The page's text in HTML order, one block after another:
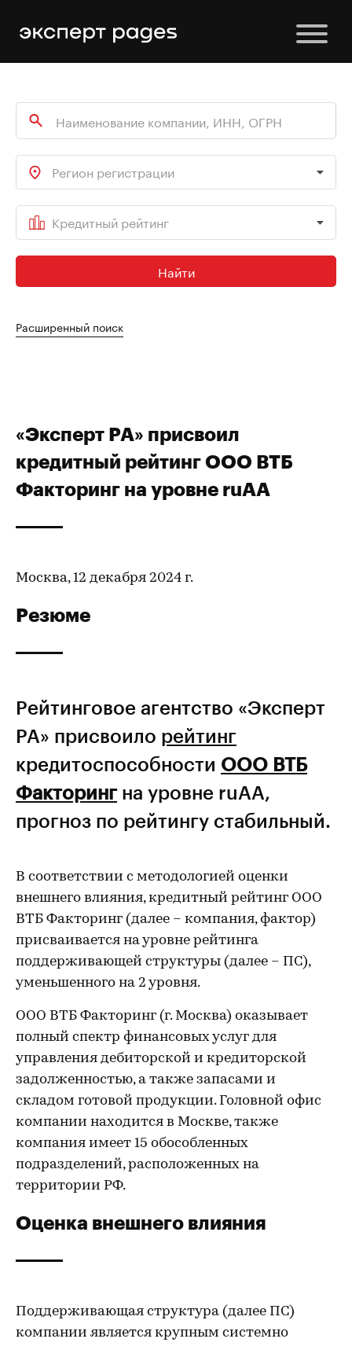
Регион регистрации
Кредитный рейтинг
Найти
Расширенный поиск
«Эксперт РА» присвоил
кредитный рейтинг ООО ВТБ
Факторинг на уровне ruАА
Москва, 12 декабря 2024 г.
Резюме
Рейтинговое агентство «Эксперт
РА» присвоило рейтинг
кредитоспособности ООО ВТБ
Факторингна уровне ruАА,
прогноз по рейтингу стабильный.
В соответствии с методологией оценки
внешнего влияния, кредитный рейтинг ООО
ВТБ Факторинг (далее – компания, фактор)
присваивается на уровне рейтинга
поддерживающей структуры (далее – ПС),
уменьшенного на 2 уровня.
ООО ВТБ Факторинг (г. Москва) оказывает
полный спектр финансовых услуг для
управления дебиторской и кредиторской
задолженностью, а также запасами и
складом готовой продукции. Головной офис
компании находится в Москве, также
компания имеет 15 обособленных
подразделений, расположенных на
территории РФ.
Оценка внешнего влияния
Поддерживающая структура (далее ПС)
компании является крупным системно